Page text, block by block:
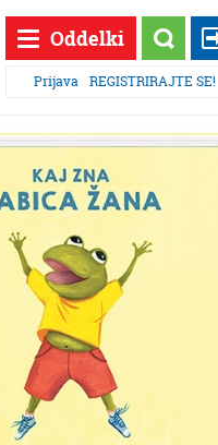
Oddelki
Prijava REGISTRIRAJTE SE!